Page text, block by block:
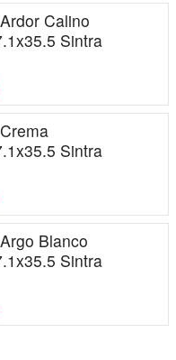
Calino
Sintra
Sintra
Blanco
Sintra